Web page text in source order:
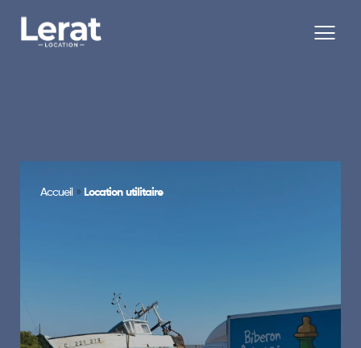
Accueil »Location utilitaire